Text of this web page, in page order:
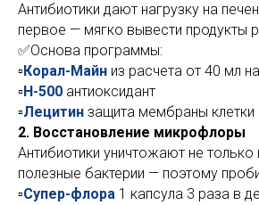
Антибиотики дают нагрузку на
первое — мягко вывести продукты
✅Основа программы:
▫️Корал-Майн из расчета от 40 мл
▫️Н-500 антиоксидант
▫️Лецитин защита мембраны клетки
2. Восстановление микрофлоры
Антибиотики уничтожают не только
полезные бактерии — поэтому
▫️Супер-флора 1 капсула 3 раза в